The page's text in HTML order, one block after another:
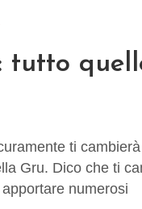
tutto
ti
Gru. Dico che ti
numerosi